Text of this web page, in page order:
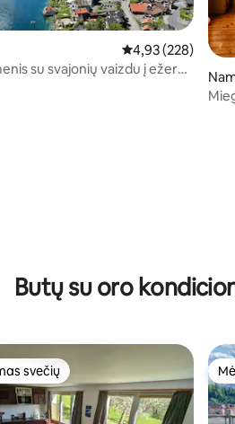
iš 5, atsiliepimų: 118
Vidutinis
4,93 (228)
su svajonių vaizdu į ežerą
Butų su oro
svečių
svečių